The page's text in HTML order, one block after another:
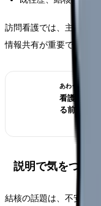
訪問看護では、主治医
情報共有が重要です。
あわせて読み
看護師が
る前の収入
説明で気をつけた
結核の話題は、不安や